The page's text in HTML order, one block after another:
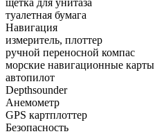
туалетная бумага
Навигация
измеритель, плоттер
ручной переносной компас
морские навигационные карты
автопилот
Depthsounder
Анемометр
GPS картплоттер
Безопасность